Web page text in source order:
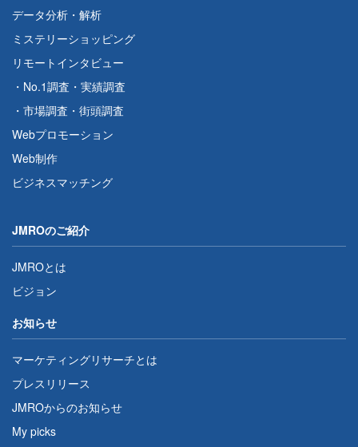
データ分析・解析
ミステリーショッピング
リモートインタビュー
・ No.1調査 ・ 実績調査
・ 市場調査 ・ 街頭調査
Webプロモーション
Web制作
ビジネスマッチング
JMROのご紹介
JMROとは
ビジョン
お知らせ
マーケティングリサーチとは
プレスリリース
JMROからのお知らせ
My picks